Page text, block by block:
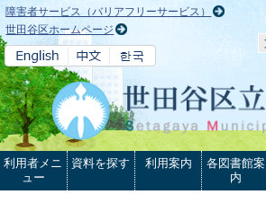
本文へ
障害者サービス（バリアフリーサービス）
世田谷区ホームページ
利用者メニ
ュー
資料を探す 利用案内
各図書館案
内